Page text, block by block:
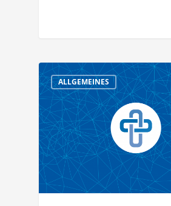
ALLGEMEINES